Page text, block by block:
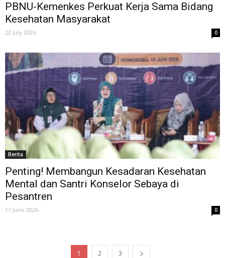
PBNU-Kemenkes Perkuat Kerja Sama Bidang
Kesehatan Masyarakat
22 July 2026 0
Berita
Penting! Membangun Kesadaran Kesehatan
Mental dan Santri Konselor Sebaya di
Pesantren
17 June 2026 0
1 2 3